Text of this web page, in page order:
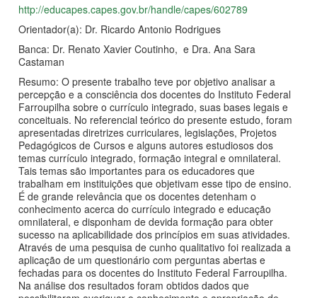
http://educapes.capes.gov.br/handle/capes/602789
Orientador(a): Dr. Ricardo Antonio Rodrigues
Banca: Dr. Renato Xavier Coutinho, e Dra. Ana Sara
Castaman
Resumo: O presente trabalho teve por objetivo analisar a
percepção e a consciência dos docentes do Instituto Federal
Farroupilha sobre o currículo integrado, suas bases legais e
conceituais. No referencial teórico do presente estudo, foram
apresentadas diretrizes curriculares, legislações, Projetos
Pedagógicos de Cursos e alguns autores estudiosos dos
temas currículo integrado, formação integral e omnilateral.
Tais temas são importantes para os educadores que
trabalham em instituições que objetivam esse tipo de ensino.
É de grande relevância que os docentes detenham o
conhecimento acerca do currículo integrado e educação
omnilateral, e disponham de devida formação para obter
sucesso na aplicabilidade dos princípios em suas atividades.
Através de uma pesquisa de cunho qualitativo foi realizada a
aplicação de um questionário com perguntas abertas e
fechadas para os docentes do Instituto Federal Farroupilha.
Na análise dos resultados foram obtidos dados que